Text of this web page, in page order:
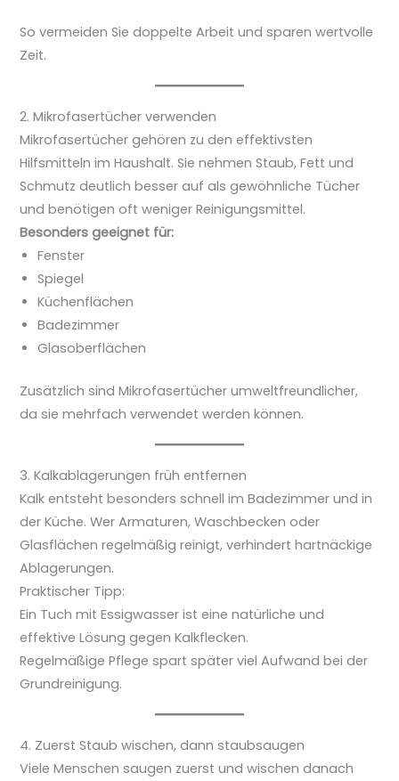
So vermeiden Sie doppelte Arbeit und sparen wertvolle
Zeit.
2. Mikrofasertücher verwenden
Mikrofasertücher gehören zu den effektivsten
Hilfsmitteln im Haushalt. Sie nehmen Staub, Fett und
Schmutz deutlich besser auf als gewöhnliche Tücher
und benötigen oft weniger Reinigungsmittel.
Besonders geeignet für:
Fenster
Spiegel
Küchenflächen
Badezimmer
Glasoberflächen
Zusätzlich sind Mikrofasertücher umweltfreundlicher,
da sie mehrfach verwendet werden können.
3. Kalkablagerungen früh entfernen
Kalk entsteht besonders schnell im Badezimmer und in
der Küche. Wer Armaturen, Waschbecken oder
Glasflächen regelmäßig reinigt, verhindert hartnäckige
Ablagerungen.
Praktischer Tipp:
Ein Tuch mit Essigwasser ist eine natürliche und
effektive Lösung gegen Kalkflecken.
Regelmäßige Pflege spart später viel Aufwand bei der
Grundreinigung.
4. Zuerst Staub wischen, dann staubsaugen
Viele Menschen saugen zuerst und wischen danach